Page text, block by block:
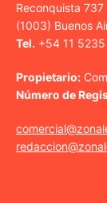
Reconquista 737
(1003) Buenos
Tel. +54 11
Propietario:
Número de